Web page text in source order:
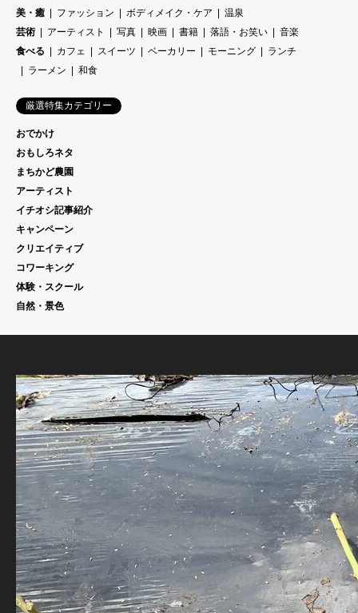
美・癒
ファッション ボディメイク・ケア
温泉
芸術
アーティスト 写真 映画 書籍 落語・お笑い
音楽
食べる
カフェ スイーツ ベーカリー モーニング
ランチ
ラーメン
和食
厳選特集カテゴリー
おでかけ
おもしろネタ
まちかど農園
アーティスト
イチオシ記事紹介
キャンペーン
クリエイティブ
コワーキング
体験・スクール
自然・景色